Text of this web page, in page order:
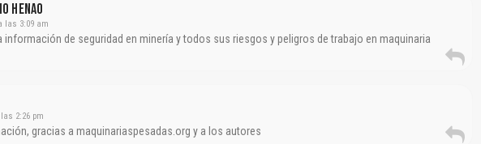
Henao
las 3:09 am
información de seguridad en minería y todos sus riesgos y peligros de trabajo en maquinaria
2:26 pm
gracias a maquinariaspesadas.org y a los autores